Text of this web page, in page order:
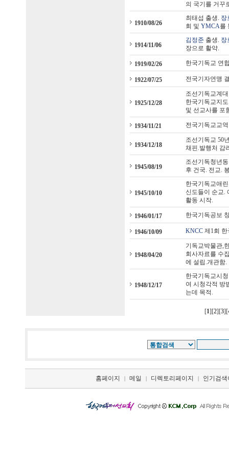
의 국기를 거꾸
1910/08/26
최태섭 출생. 장
회 및 YMCA를
1914/11/06
김정준 출생. 장
장으로 활약.
1919/02/26 한국기독교 연
1922/07/25 전국기자연맹
1925/12/28
조선기독교계
한국기독교지
및 선교사를 포
1934/11/21 전국기독교교
1934/12/18
조선기독교 50
채핀.발행처 감
1945/08/19
조선기독청년
후 건국. 전교.
1945/10/10
한국기독교애
신도들이 순교.
활동 시작.
1946/01/17 한국기독공보
1946/10/09 KNCC 제1회
1948/04/20
기독교박물관,
회사자료를 수
에 설립.개관함.
1948/12/17
한국기독교시
여 시청각적 방
는데 목적.
[1][2][3][
홈페이지 | 메일 | 디렉토리페이지 | 인기검색